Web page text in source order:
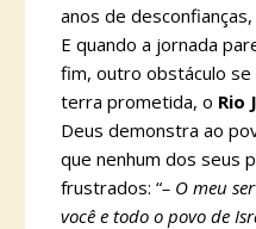
anos de
E quando a jornada
fim, outro obstáculo
terra prometida, o Rio
Deus demonstra ao
que nenhum dos seus
frustrados: “– O meu
você e todo o povo de